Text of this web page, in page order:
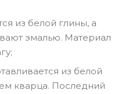
из белой глины, а
эмалью. Материал
из белой
кварца. Последний